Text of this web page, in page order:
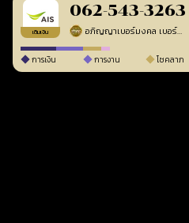
เติมเงิน
062-543-3263
อภิญญาเบอร์มงคล เบอร์สวยเลขศาสตร์
การเงิน การงาน โชคลาภ